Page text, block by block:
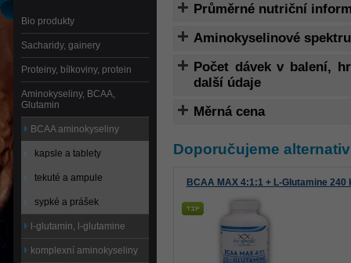
Průměrné nutriční
Aminokyselinové
Počet dávek v balení,
další údaje
Měrná cena
Doporučujeme
BCAA MAX 4:1:1 + L-Glutamine 240
Bio produkty
Sacharidy, gainery
Proteiny, bílkoviny, protein
Aminokyseliny, BCAA,
Glutamin
BCAA aminokyseliny
kapsle a tablety
tekuté a ampule
sypké a prášek
l-glutamin, l-glutamine
komplexní aminokyseliny